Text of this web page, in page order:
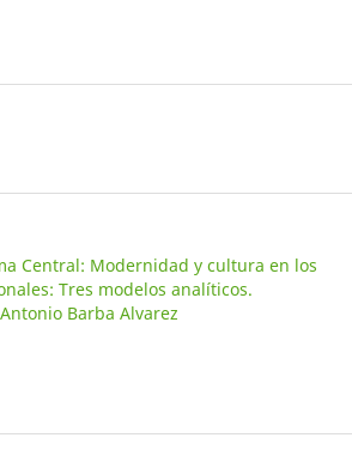
Central: Modernidad y cultura en los
Tres modelos analíticos.
Barba Alvarez